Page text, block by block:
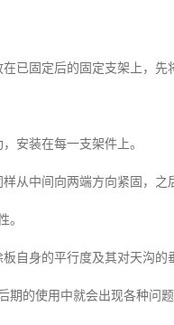
已固定后的固定支架上，
安装在每一支架件上。
从中间向两端方向紧固，
。
自身的平行度及其对天沟的
期的使用中就会出现各种问